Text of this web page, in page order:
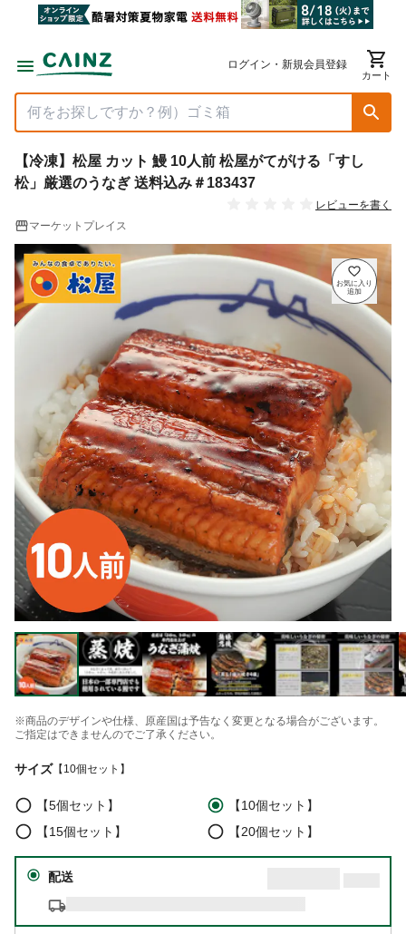
ログイン・新規会員登録
カート
【冷凍】松屋 カット 鰻 10人前 松屋がてがける「すし
松」厳選のうなぎ 送料込み＃183437
レビューを書く
マーケットプレイス
※商品のデザインや仕様、原産国は予告なく変更となる場合がございます。
ご指定はできませんのでご了承ください。
サイズ【10個セット】
【5個セット】
【10個セット】
【15個セット】
【20個セット】
配送